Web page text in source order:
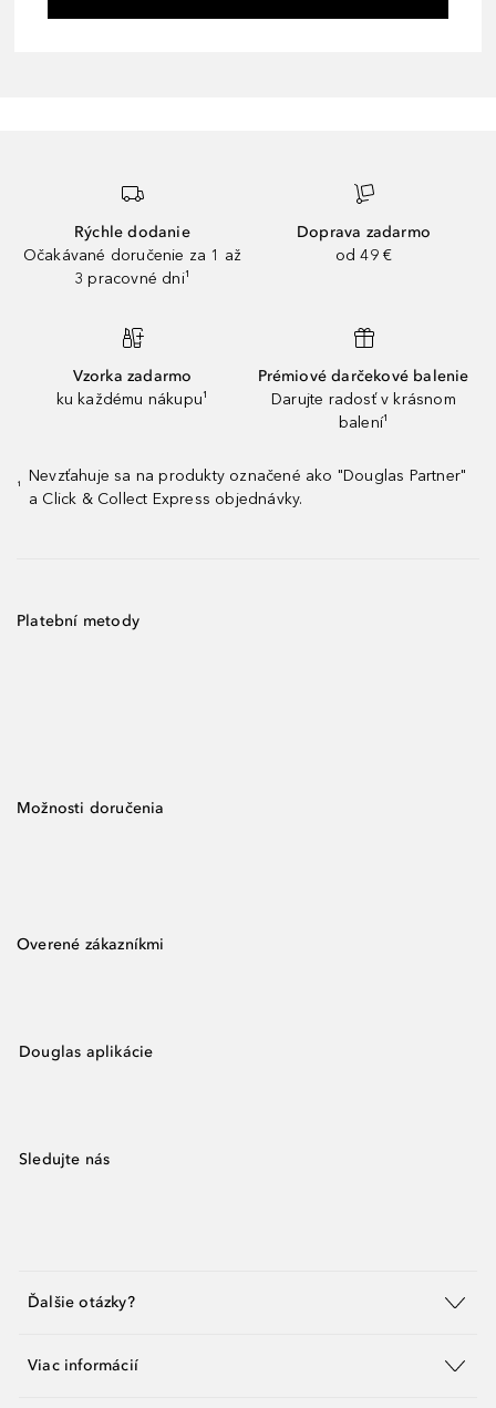
Rýchle dodanie
Očakávané doručenie za 1 až
3 pracovné dni¹
Doprava zadarmo
od 49 €
Vzorka zadarmo
ku každému nákupu¹
Prémiové darčekové balenie
Darujte radosť v krásnom
balení¹
¹
Nevzťahuje sa na produkty označené ako "Douglas Partner"
a Click & Collect Express objednávky.
Platební metody
Možnosti doručenia
Overené zákazníkmi
Douglas aplikácie
Sledujte nás
Ďalšie otázky?
Viac informácií